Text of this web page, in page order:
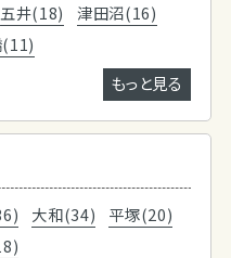
五井(18)
津田沼(16)
もっと見る
大和(34)
平塚(20)